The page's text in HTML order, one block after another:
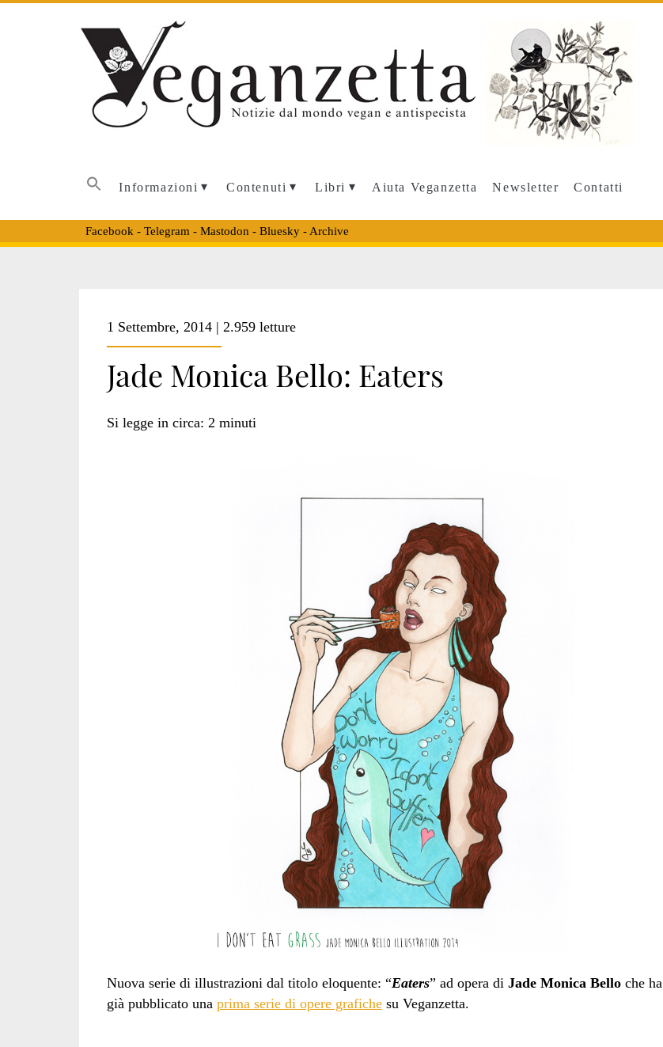
Informazioni Contenuti Libri Aiuta Veganzetta Newsletter Contatti
Facebook - Telegram - Mastodon - Bluesky- Archive
<span>eaters</span>
1 Settembre, 2014 | 2.959 letture
Jade Monica Bello: Eaters
Si legge in circa: 2 minuti
Nuova serie di illustrazioni dal titolo eloquente: “Eaters” ad opera di Jade Monica Belloche ha
già pubblicato una prima serie di opere grafichesu Veganzetta.